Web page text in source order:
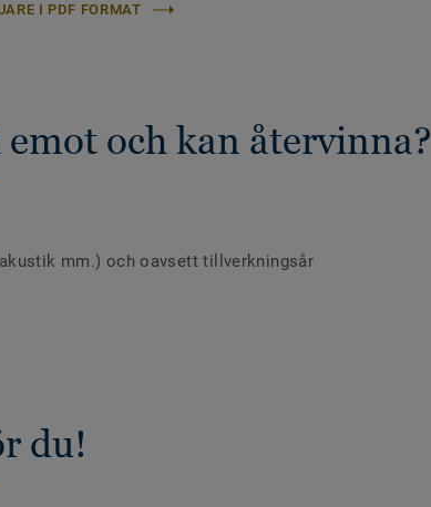
I PDF FORMAT
och kan återvinna?
mm.) och oavsett tillverkningsår
du!